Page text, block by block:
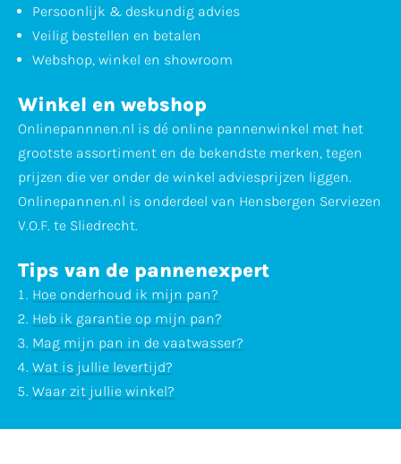
Persoonlijk & deskundig advies
Veilig bestellen en betalen
Webshop, winkel en showroom
Winkel en webshop
Onlinepannnen.nl is dé online pannenwinkel met het
grootste assortiment en de bekendste merken, tegen
prijzen die ver onder de winkel adviesprijzen liggen.
Onlinepannen.nl is onderdeel van Hensbergen Serviezen
V.O.F. te Sliedrecht.
Tips van de pannenexpert
Hoe onderhoud ik mijn pan?
Heb ik garantie op mijn pan?
Mag mijn pan in de vaatwasser?
Wat is jullie levertijd?
Waar zit jullie winkel?